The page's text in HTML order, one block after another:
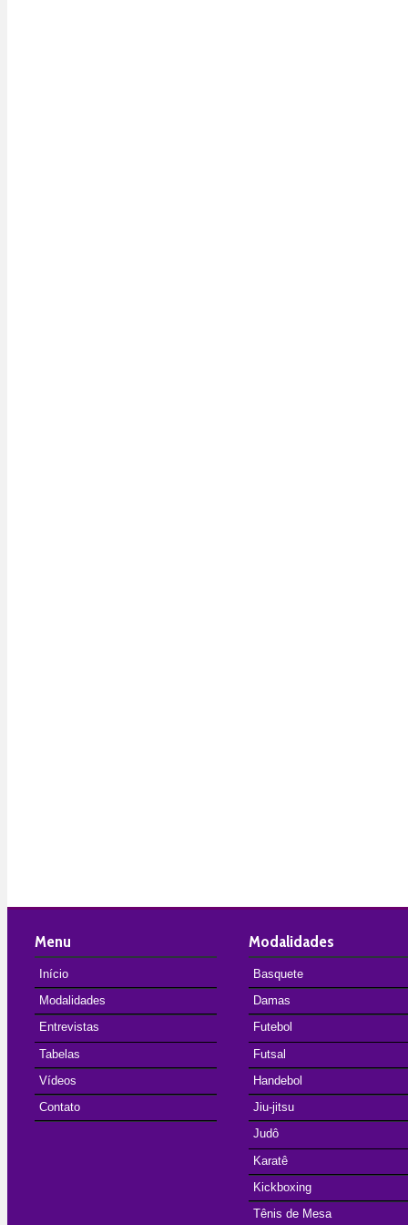
Menu
Início
Modalidades
Entrevistas
Tabelas
Vídeos
Contato
Modalidades
Basquete
Damas
Futebol
Futsal
Handebol
Jiu-jitsu
Judô
Karatê
Kickboxing
Tênis de Mesa